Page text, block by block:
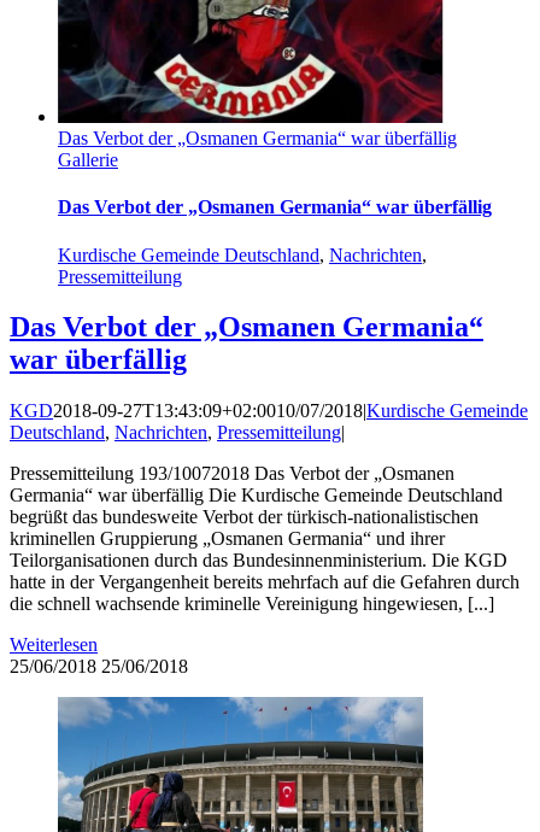
Das Verbot der „Osmanen Germania“ war überfällig
Gallerie
Das Verbot der „Osmanen Germania“ war überfällig
Kurdische Gemeinde Deutschland, Nachrichten,
Pressemitteilung
Das Verbot der „Osmanen Germania“
war überfällig
KGD2018-09-27T13:43:09+02:0010/07/2018|Kurdische Gemeinde
Deutschland, Nachrichten, Pressemitteilung|
Pressemitteilung 193/10072018 Das Verbot der „Osmanen
Germania“ war überfällig Die Kurdische Gemeinde Deutschland
begrüßt das bundesweite Verbot der türkisch-nationalistischen
kriminellen Gruppierung „Osmanen Germania“ und ihrer
Teilorganisationen durch das Bundesinnenministerium. Die KGD
hatte in der Vergangenheit bereits mehrfach auf die Gefahren durch
die schnell wachsende kriminelle Vereinigung hingewiesen, [...]
Weiterlesen
25/06/2018 25/06/2018